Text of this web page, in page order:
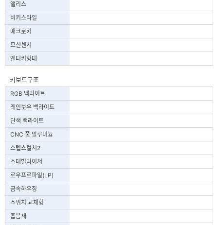
앨리스
비키스타일
매크로키
모션센서
엔터키형태
키보드구조
RGB 백라이트
레인보우 백라이트
단색 백라이트
CNC 풀 알루미늄
스텝스컬쳐2
스테빌라이저
로우프로파일(LP)
금속하우징
스위치 교체형
흡음재